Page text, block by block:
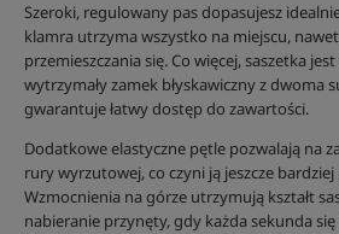
Szeroki, regulowany pas dopasujesz
klamra utrzyma wszystko na miejscu,
przemieszczania się. Co więcej, saszetka
wytrzymały zamek błyskawiczny z dwoma
gwarantuje łatwy dostęp do zawartości.
Dodatkowe elastyczne pętle pozwalają na
rury wyrzutowej, co czyni ją jeszcze
Wzmocnienia na górze utrzymują kształt
nabieranie przynęty, gdy każda sekunda się